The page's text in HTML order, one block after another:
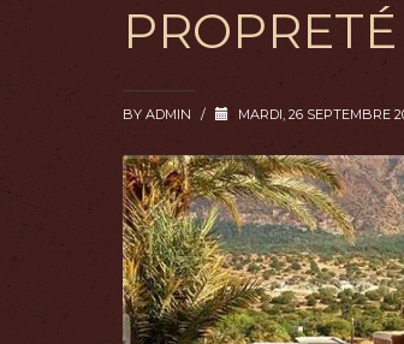
BY ADMIN / MARDI, 26 SEPTEMBRE